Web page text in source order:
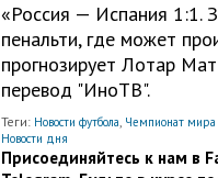
«Россия — Испания 1:1.
пенальти, где может
прогнозирует Лотар
перевод "ИноТВ".
Теги: Новости футбола, Чемпионат мира
Новости дня
Присоединяйтесь к нам в